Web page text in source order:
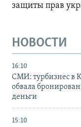
защиты прав
НОВОСТИ
16:10
СМИ: турбизнес в
обвала
деньги
15:10